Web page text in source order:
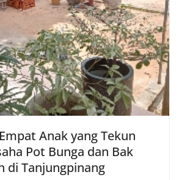
Anak yang Tekun
Pot Bunga dan Bak
di Tanjungpinang